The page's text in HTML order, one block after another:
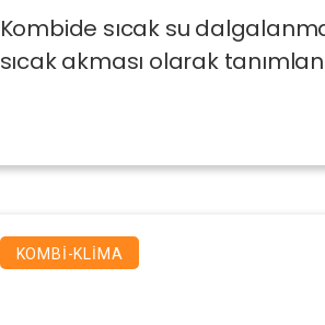
Kombide sıcak su
sıcak akması olarak
KOMBI-KLIMA